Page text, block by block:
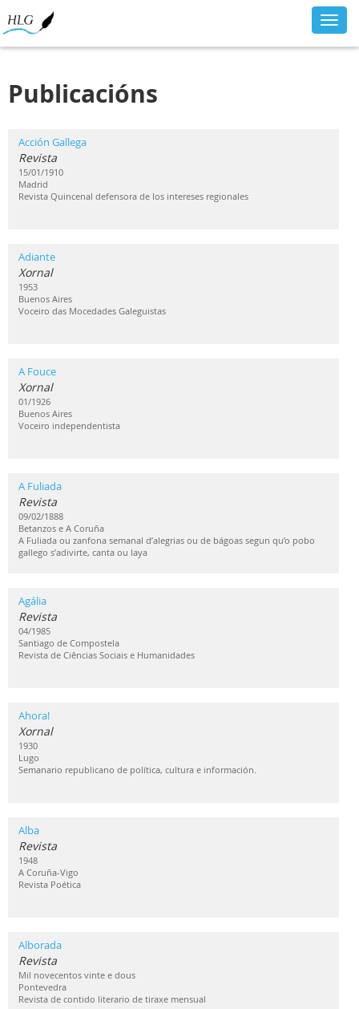
Publicacións
Acción Gallega
Revista
15/01/1910
Madrid
Revista Quincenal defensora de los intereses regionales
Adiante
Xornal
1953
Buenos Aires
Voceiro das Mocedades Galeguistas
A Fouce
Xornal
01/1926
Buenos Aires
Voceiro independentista
A Fuliada
Revista
09/02/1888
Betanzos e A Coruña
A Fuliada ou zanfona semanal d’alegrias ou de bágoas segun qu’o pobo
gallego s’adivirte, canta ou laya
Agália
Revista
04/1985
Santiago de Compostela
Revista de Ciências Sociais e Humanidades
Ahora!
Xornal
1930
Lugo
Semanario republicano de política, cultura e información.
Alba
Revista
1948
A Coruña-Vigo
Revista Poética
Alborada
Revista
Mil novecentos vinte e dous
Pontevedra
Revista de contido literario de tiraxe mensual